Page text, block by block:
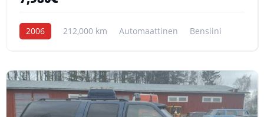
2006 212,000 km Automaattinen Bensiini